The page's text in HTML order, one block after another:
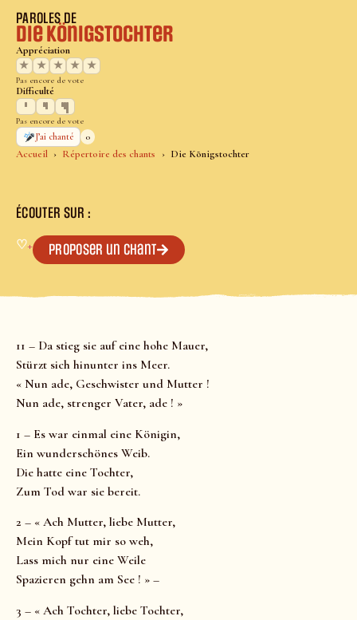
Accueil Répertoire des chants Die Königstochter
PAROLES DE
Die Königstochter
Appréciation
★
★ ★ ★ ★
Pas encore de vote
Difficulté
Pas encore de vote
J’ai chanté
0
ÉCOUTER SUR :
♡+ Proposer un chant
11 – Da stieg sie auf eine hohe Mauer,
Stürzt sich hinunter ins Meer.
« Nun ade, Geschwister und Mutter !
Nun ade, strenger Vater, ade ! »
1 – Es war einmal eine Königin,
Ein wunderschönes Weib.
Die hatte eine Tochter,
Zum Tod war sie bereit.
2 – « Ach Mutter, liebe Mutter,
Mein Kopf tut mir so weh,
Lass mich nur eine Weile
Spazieren gehn am See ! » –
3 – « Ach Tochter, liebe Tochter,